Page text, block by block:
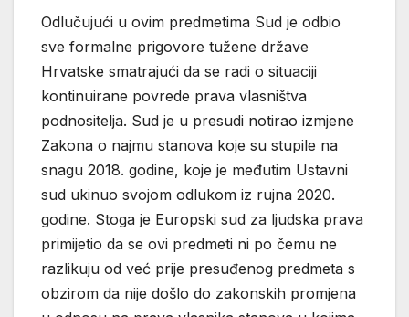
Odlučujući u ovim predmetima Sud je odbio
sve formalne prigovore tužene države
Hrvatske smatrajući da se radi o situaciji
kontinuirane povrede prava vlasništva
podnositelja. Sud je u presudi notirao izmjene
Zakona o najmu stanova koje su stupile na
snagu 2018. godine, koje je međutim Ustavni
sud ukinuo svojom odlukom iz rujna 2020.
godine. Stoga je Europski sud za ljudska prava
primijetio da se ovi predmeti ni po čemu ne
razlikuju od već prije presuđenog predmeta s
obzirom da nije došlo do zakonskih promjena